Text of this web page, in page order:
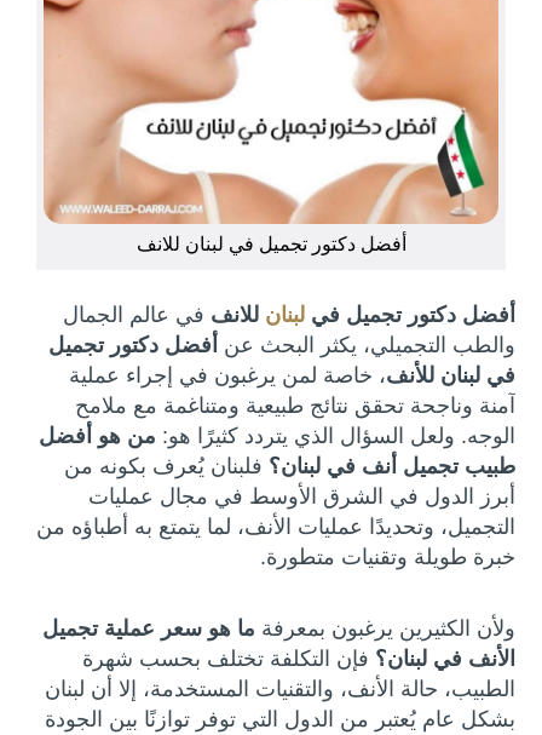
أفضل دكتور تجميل في لبنان للانف
أفضل دكتور تجميل فيلبنان للانف في عالم الجمال
والطب التجميلي، يكثر البحث عن أفضل دكتور تجميل
في لبنان للأنف، خاصة لمن يرغبون في إجراء عملية
آمنة وناجحة تحقق نتائج طبيعية ومتناغمة مع ملامح
الوجه. ولعل السؤال الذي يتردد كثيرًا هو: من هو أفضل
طبيب تجميل أنف في لبنان؟ فلبنان يُعرف بكونه من
أبرز الدول في الشرق الأوسط في مجال عمليات
التجميل، وتحديدًا عمليات الأنف، لما يتمتع به أطباؤه من
خبرة طويلة وتقنيات متطورة.
ولأن الكثيرين يرغبون بمعرفة ما هو سعر عملية تجميل
الأنف في لبنان؟ فإن التكلفة تختلف بحسب شهرة
الطبيب، حالة الأنف، والتقنيات المستخدمة، إلا أن لبنان
بشكل عام يُعتبر من الدول التي توفر توازنًا بين الجودة